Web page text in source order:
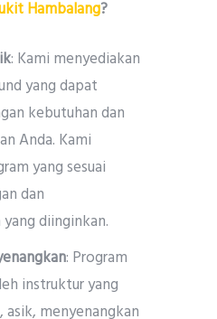
Hambalang?
: Kami menyediakan
yang dapat
kebutuhan dan
Anda. Kami
yang sesuai
dan
diinginkan.
: Program
instruktur yang
asik, menyenangkan